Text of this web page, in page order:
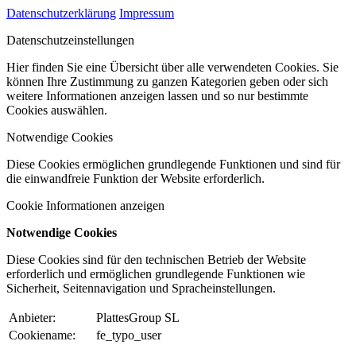
Datenschutzerklärung Impressum
Datenschutzeinstellungen
Hier finden Sie eine Übersicht über alle verwendeten Cookies. Sie
können Ihre Zustimmung zu ganzen Kategorien geben oder sich
weitere Informationen anzeigen lassen und so nur bestimmte
Cookies auswählen.
Notwendige Cookies
Diese Cookies ermöglichen grundlegende Funktionen und sind für
die einwandfreie Funktion der Website erforderlich.
Cookie Informationen anzeigen
Notwendige Cookies
Diese Cookies sind für den technischen Betrieb der Website
erforderlich und ermöglichen grundlegende Funktionen wie
Sicherheit, Seitennavigation und Spracheinstellungen.
Anbieter:
PlattesGroup SL
Cookiename:
fe_typo_user